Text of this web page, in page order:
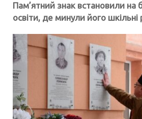
Пам’ятний знак встановили на
освіти, де минули його шкільні